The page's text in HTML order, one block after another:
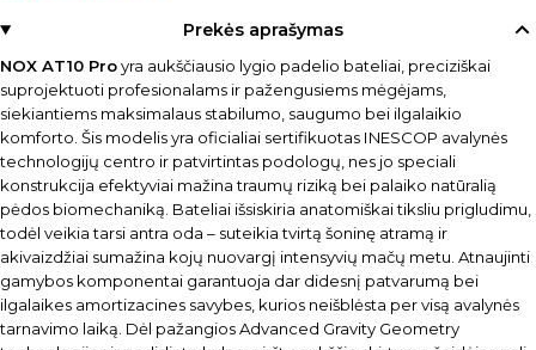
Prekės aprašymas
NOX AT10 Proyra aukščiausio lygio padelio bateliai, preciziškai
suprojektuoti profesionalams ir pažengusiems mėgėjams,
siekiantiems maksimalaus stabilumo, saugumo bei ilgalaikio
komforto. Šis modelis yra oficialiai sertifikuotas INESCOP avalynės
technologijų centro ir patvirtintas podologų, nes jo speciali
konstrukcija efektyviai mažina traumų riziką bei palaiko natūralią
pėdos biomechaniką. Bateliai išsiskiria anatomiškai tiksliu prigludimu,
todėl veikia tarsi antra oda – suteikia tvirtą šoninę atramą ir
akivaizdžiai sumažina kojų nuovargį intensyvių mačų metu. Atnaujinti
gamybos komponentai garantuoja dar didesnį patvarumą bei
ilgalaikes amortizacines savybes, kurios neišblėsta per visą avalynės
tarnavimo laiką. Dėl pažangios Advanced Gravity Geometry